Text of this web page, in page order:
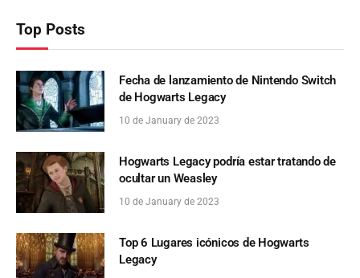
Top Posts
Fecha de lanzamiento de Nintendo Switch
de Hogwarts Legacy
10 de January de 2023
Hogwarts Legacy podría estar tratando de
ocultar un Weasley
10 de January de 2023
Top 6 Lugares icónicos de Hogwarts
Legacy